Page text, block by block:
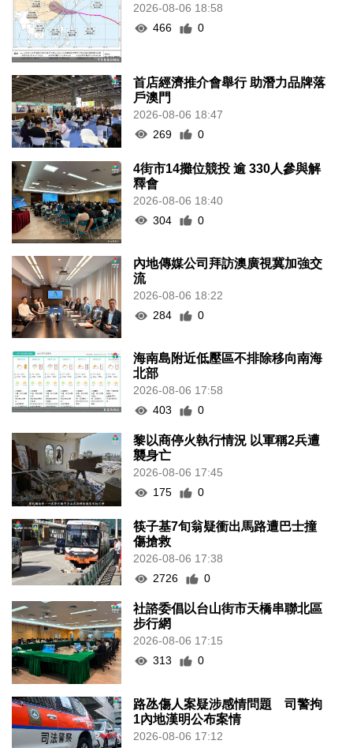
2026-08-06 18:58
466
0
首店經濟推介會舉行 助潛力品牌落
戶澳門
2026-08-06 18:47
269
0
4街市14攤位競投 逾 330人參與解
釋會
2026-08-06 18:40
304
0
內地傳媒公司拜訪澳廣視冀加強交
流
2026-08-06 18:22
284
0
海南島附近低壓區不排除移向南海
北部
2026-08-06 17:58
403
0
黎以商停火執行情況 以軍稱2兵遭
襲身亡
2026-08-06 17:45
175
0
筷子基7旬翁疑衝出馬路遭巴士撞
傷搶救
2026-08-06 17:38
2726
0
社諮委倡以台山街市天橋串聯北區
步行網
2026-08-06 17:15
313
0
路氹傷人案疑涉感情問題 司警拘
1內地漢明公布案情
2026-08-06 17:12